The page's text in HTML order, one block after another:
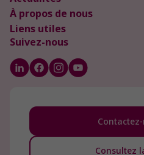
À propos de nous
Liens utiles
Suivez-nous
Consultez